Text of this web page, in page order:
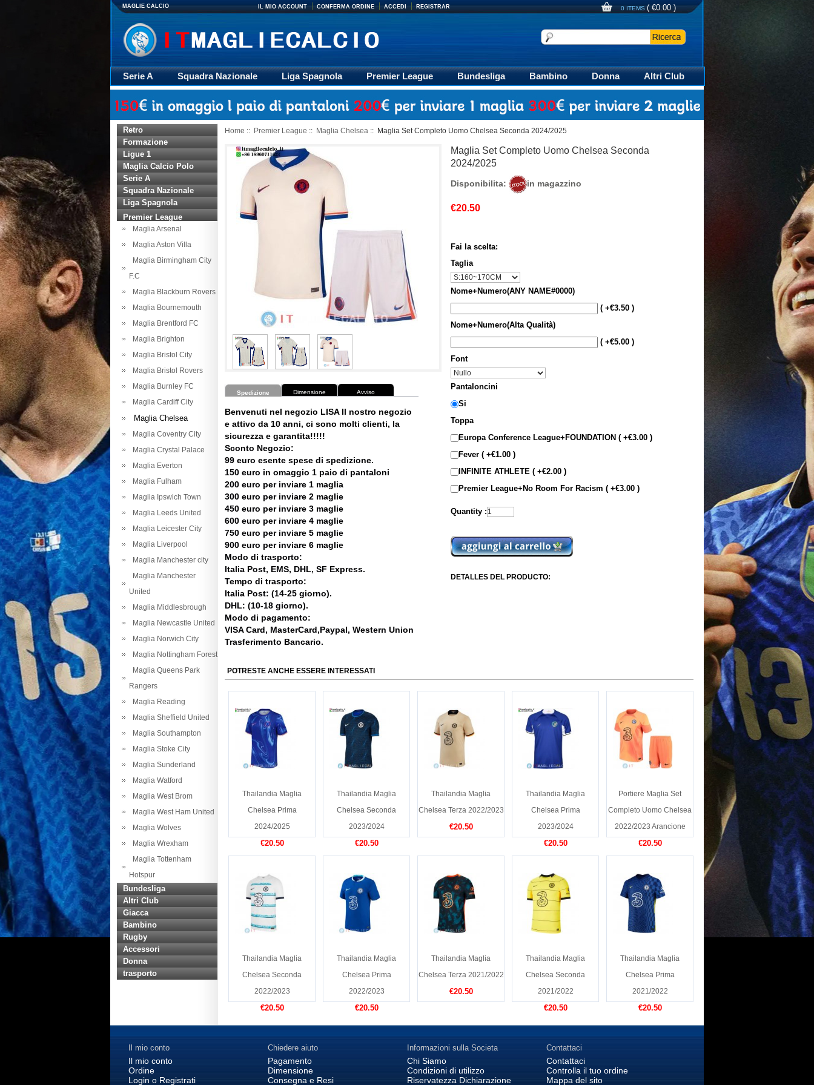
MAGLIE CALCIO IL MIO ACCOUNT CONFERMA ORDINE ACCEDI REGISTRAR 0 ITEMS ( €0.00 )
Serie A Squadra Nazionale Liga Spagnola Premier League Bundesliga Bambino Donna
Altri Club
Retro
Formazione
Ligue 1
Maglia Calcio Polo
Serie A
Squadra Nazionale
Liga Spagnola
Premier League
Maglia Arsenal
Maglia Aston Villa
Maglia Birmingham City
F.C
Maglia Blackburn Rovers
Maglia Bournemouth
Maglia Brentford FC
Maglia Brighton
Maglia Bristol City
Maglia Bristol Rovers
Maglia Burnley FC
Maglia Cardiff City
Maglia Chelsea
Maglia Coventry City
Maglia Crystal Palace
Maglia Everton
Maglia Fulham
Maglia Ipswich Town
Maglia Leeds United
Maglia Leicester City
Maglia Liverpool
Maglia Manchester city
Maglia Manchester
United
Maglia Middlesbrough
Maglia Newcastle United
Maglia Norwich City
Maglia Nottingham Forest
Maglia Queens Park
Rangers
Maglia Reading
Maglia Sheffield United
Maglia Southampton
Maglia Stoke City
Maglia Sunderland
Maglia Watford
Maglia West Brom
Maglia West Ham United
Maglia Wolves
Maglia Wrexham
Maglia Tottenham
Hotspur
Bundesliga
Altri Club
Giacca
Bambino
Rugby
Accessori
Donna
trasporto
Home :: Premier League :: Maglia Chelsea :: Maglia Set Completo Uomo Chelsea Seconda 2024/2025
Spedizione Dimensione Avviso
Benvenuti nel negozio LISA Il nostro negozio
e attivo da 10 anni, ci sono molti clienti, la
sicurezza e garantita!!!!!
Sconto Negozio:
99 euro esente spese di spedizione.
150 euro in omaggio 1 paio di pantaloni
200 euro per inviare 1 maglia
300 euro per inviare 2 maglie
450 euro per inviare 3 maglie
600 euro per inviare 4 maglie
750 euro per inviare 5 maglie
900 euro per inviare 6 maglie
Modo di trasporto:
Italia Post, EMS, DHL, SF Express.
Tempo di trasporto:
Italia Post: (14-25 giorno).
DHL: (10-18 giorno).
Modo di pagamento:
VISA Card, MasterCard,Paypal, Western Union
Trasferimento Bancario.
Maglia Set Completo Uomo Chelsea Seconda
2024/2025
Disponibilita: in magazzino
€20.50
Fai la scelta:
Taglia
Nome+Numero(ANY NAME#0000)
( +€3.50 )
Nome+Numero(Alta Qualità)
( +€5.00 )
Font
Pantaloncini
Si
Toppa
Europa Conference League+FOUNDATION ( +€3.00 )
Fever ( +€1.00 )
INFINITE ATHLETE ( +€2.00 )
Premier League+No Room For Racism ( +€3.00 )
Quantity :
DETALLES DEL PRODUCTO:
POTRESTE ANCHE ESSERE INTERESSATI
Thailandia Maglia
Chelsea Prima
2024/2025
€20.50
Thailandia Maglia
Chelsea Seconda
2023/2024
€20.50
Thailandia Maglia
Chelsea Terza 2022/2023
€20.50
Thailandia Maglia
Chelsea Prima
2023/2024
€20.50
Portiere Maglia Set
Completo Uomo Chelsea
2022/2023 Arancione
€20.50
Thailandia Maglia
Chelsea Seconda
2022/2023
€20.50
Thailandia Maglia
Chelsea Prima
2022/2023
€20.50
Thailandia Maglia
Chelsea Terza 2021/2022
€20.50
Thailandia Maglia
Chelsea Seconda
2021/2022
€20.50
Thailandia Maglia
Chelsea Prima
2021/2022
€20.50
Il mio conto
Il mio conto
Ordine
Login o Registrati
Chiedere aiuto
Pagamento
Dimensione
Consegna e Resi
Informazioni sulla Societa
Chi Siamo
Condizioni di utilizzo
Riservatezza Dichiarazione
Contattaci
Contattaci
Controlla il tuo ordine
Mappa del sito